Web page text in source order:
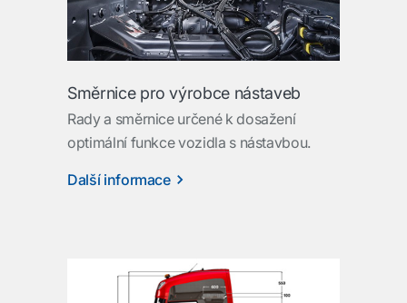
Směrnice pro výrobce nástaveb
Rady a směrnice určené k dosažení
optimální funkce vozidla s nástavbou.
Další informace